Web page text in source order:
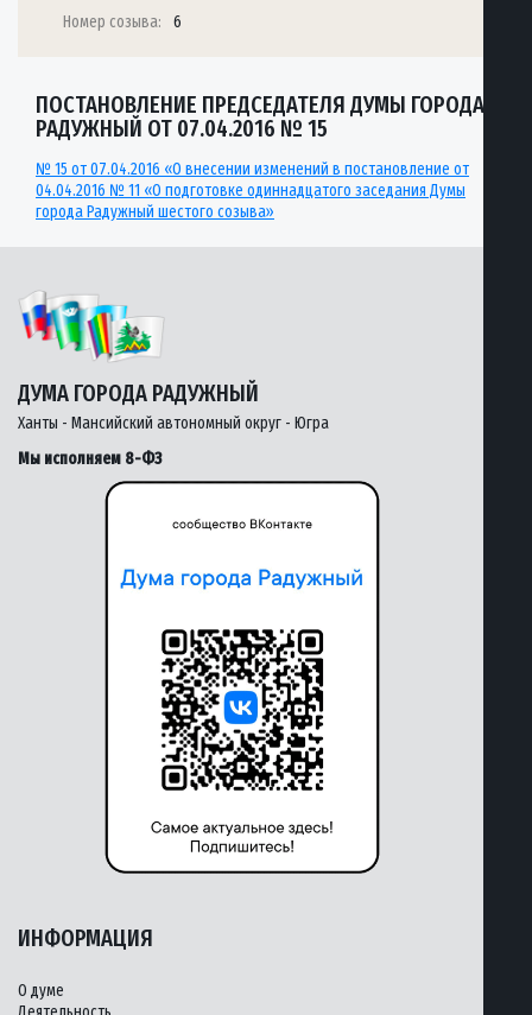
Номер созыва:
6
ПОСТАНОВЛЕНИЕ ПРЕДСЕДАТЕЛЯ ДУМЫ ГОРОДА
РАДУЖНЫЙ ОТ 07.04.2016 № 15
№ 15 от 07.04.2016 «О внесении изменений в постановление от
04.04.2016 № 11 «О подготовке одиннадцатого заседания Думы
города Радужный шестого созыва»
ДУМА ГОРОДА РАДУЖНЫЙ
Ханты - Мансийский автономный округ - Югра
Мы исполняем 8-ФЗ
ИНФОРМАЦИЯ
О думе